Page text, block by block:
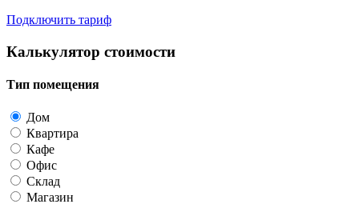
Подключить тариф
Калькулятор стоимости
Тип помещения
Дом
Квартира
Кафе
Офис
Склад
Магазин